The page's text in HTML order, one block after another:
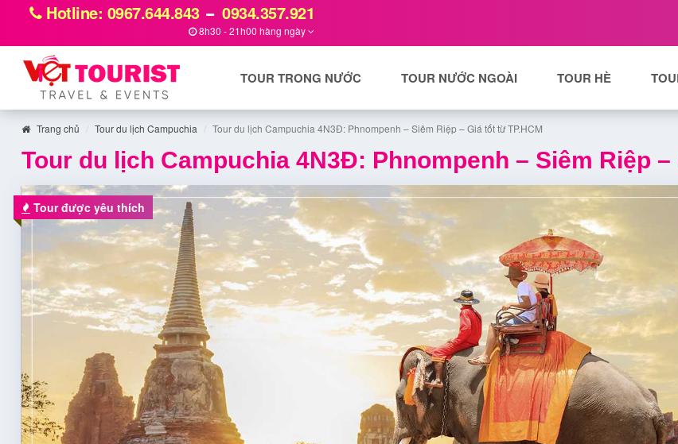
Hotline: 0967.644.843 0934.357.921
8h30 - 21h00 hàng ngày
TOUR TRONG NƯỚC TOUR NƯỚC NGOÀI TOUR HÈ
Trang chủ Tour du lịch Campuchia Tour du lịch Campuchia 4N3Đ: Phnompenh – Siêm Riệp – Giá tốt từ TP.HCM
Tour du lịch Campuchia 4N3Đ: Phnompenh – Siêm Riệp –
Tour được yêu thích